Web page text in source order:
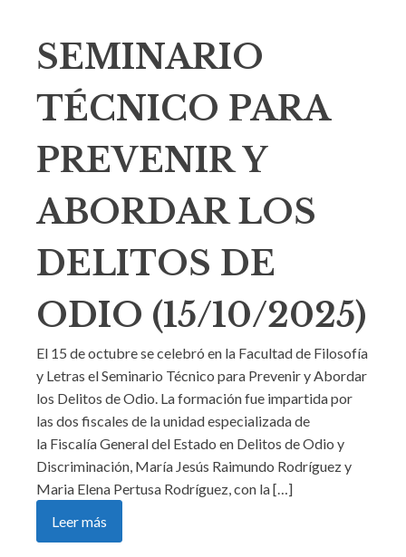
SEMINARIO
TÉCNICO PARA
PREVENIR Y
ABORDAR LOS
DELITOS DE
ODIO (15/10/2025)
El 15 de octubre se celebró en la Facultad de Filosofía
y Letras el Seminario Técnico para Prevenir y Abordar
los Delitos de Odio. La formación fue impartida por
las dos fiscales de la unidad especializada de
la Fiscalía General del Estado en Delitos de Odio y
Discriminación, María Jesús Raimundo Rodríguez y
Maria Elena Pertusa Rodríguez, con la […]
Leer más